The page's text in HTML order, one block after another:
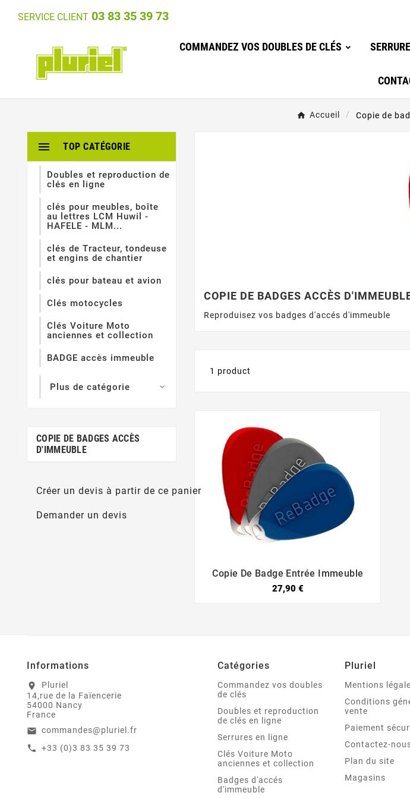
SERVICE CLIENT 03 83 35 39 73
COMMANDEZ VOS DOUBLES DE CLÉS
Accueil Copie de
TOP CATÉGORIE

Doubles et reproduction de
clés en ligne
clés pour meubles, boîte
au lettres LCM Huwil -
HAFELE - MLM...
clés de Tracteur, tondeuse
et engins de chantier
clés pour bateau et avion
Clés motocycles
Clés Voiture Moto
anciennes et collection
BADGE accès immeuble
Plus de catégorie 
COPIE DE BADGES ACCÈS
D'IMMEUBLE
Créer un devis à partir de ce panier
Demander un devis
COPIE DE BADGES ACCÈS
Reproduisez vos badges d'accés d'immeuble
1 product

Copie De Badge Entrée Immeuble
27,90 €
Informations
location_on
Pluriel
14,rue de la Faïencerie
54000 Nancy
France
email commandes@pluriel.fr
call +33 (0)3 83 35 39 73
Catégories
Commandez vos doubles
de clés
Doubles et reproduction
de clés en ligne
Serrures en ligne
Clés Voiture Moto
anciennes et collection
Badges d'accés
d'immeuble
Pluriel
Mentions
Conditions
vente
Paiement
Contactez-
Plan du site
Magasins